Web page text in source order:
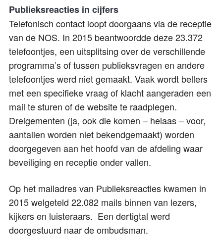
Publieksreacties in cijfers
Telefonisch contact loopt doorgaans via de receptie
van de NOS. In 2015 beantwoordde deze 23.372
telefoontjes, een uitsplitsing over de verschillende
programma’s of tussen publieksvragen en andere
telefoontjes werd niet gemaakt. Vaak wordt bellers
met een specifieke vraag of klacht aangeraden een
mail te sturen of de website te raadplegen.
Dreigementen (ja, ook die komen – helaas – voor,
aantallen worden niet bekendgemaakt) worden
doorgegeven aan het hoofd van de afdeling waar
beveiliging en receptie onder vallen.
Op het mailadres van Publieksreacties kwamen in
2015 welgeteld 22.082 mails binnen van lezers,
kijkers en luisteraars. Een dertigtal werd
doorgestuurd naar de ombudsman.